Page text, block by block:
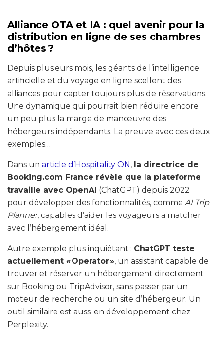
Alliance OTA et IA : quel avenir pour la
distribution en ligne de ses chambres
d’hôtes ?
Depuis plusieurs mois, les géants de l’intelligence
artificielle et du voyage en ligne scellent des
alliances pour capter toujours plus de réservations.
Une dynamique qui pourrait bien réduire encore
un peu plus la marge de manœuvre des
hébergeurs indépendants. La preuve avec ces deux
exemples…
Dans un article d’Hospitality ON , la directrice de
Booking.com France révèle que la plateforme
travaille avec OpenAI (ChatGPT) depuis 2022
pour développer des fonctionnalités, comme AI Trip
Planner, capables d’aider les voyageurs à matcher
avec l’hébergement idéal.
Autre exemple plus inquiétant : ChatGPT teste
actuellement « Operator », un assistant capable de
trouver et réserver un hébergement directement
sur Booking ou TripAdvisor, sans passer par un
moteur de recherche ou un site d’hébergeur. Un
outil similaire est aussi en développement chez
Perplexity.